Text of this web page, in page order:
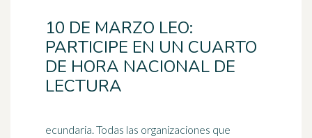
10 DE MARZO LEO:
PARTICIPE EN UN CUARTO
DE HORA NACIONAL DE
LECTURA
ecundaria. Todas las organizaciones que